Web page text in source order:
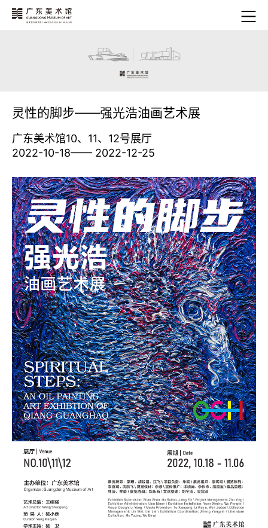
灵性的脚步——强光浩油画艺术展
广东美术馆10、11、12号展厅
2022-10-18—— 2022-12-25